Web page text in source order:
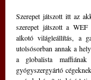
Szerepet játszott itt az
szerepet játszott a WEF
alkotó világleállítás, a
utolsósorban annak a
a globalista
gyógyszergyártó